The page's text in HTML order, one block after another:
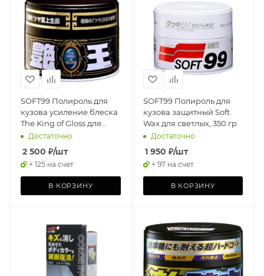
SOFT99 Полироль для
кузова усиление блеска
The King of Gloss для
темных, 300 гр
Достаточно
2 500 ₽/шт
+ 125 на счет
В КОРЗИНУ
SOFT99 Полироль для
кузова защитный Soft
Wax для светлых, 350 гр
Достаточно
1 950 ₽/шт
+ 97 на счет
В КОРЗИНУ